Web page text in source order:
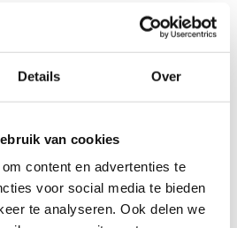
Details Over
van cookies
content en advertenties te
voor social media te bieden
te analyseren. Ook delen we
Retracta R3 RACR
veerbediende hogedruk
waterhaspel met 20m x 1/4
” slang (rood)